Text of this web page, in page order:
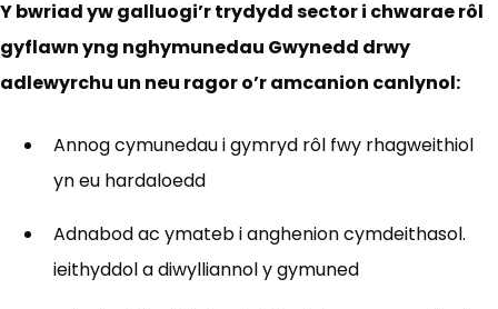
Y bwriad yw galluogi’r trydydd sector i chwarae rôl
gyflawn yng nghymunedau Gwynedd drwy
adlewyrchu un neu ragor o’r amcanion canlynol:
Annog cymunedau i gymryd rôl fwy rhagweithiol
yn eu hardaloedd
Adnabod ac ymateb i anghenion cymdeithasol.
ieithyddol a diwylliannol y gymuned